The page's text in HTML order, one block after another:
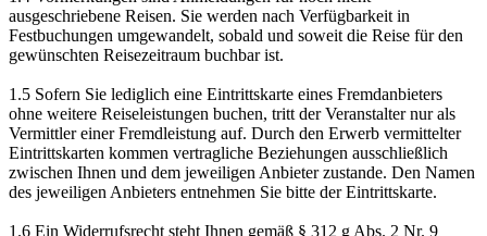
ausgeschriebene Reisen. Sie werden nach Verfügbarkeit in
Festbuchungen umgewandelt, sobald und soweit die Reise für den
gewünschten Reisezeitraum buchbar ist.
1.5 Sofern Sie lediglich eine Eintrittskarte eines Fremdanbieters
ohne weitere Reiseleistungen buchen, tritt der Veranstalter nur als
Vermittler einer Fremdleistung auf. Durch den Erwerb vermittelter
Eintrittskarten kommen vertragliche Beziehungen ausschließlich
zwischen Ihnen und dem jeweiligen Anbieter zustande. Den Namen
des jeweiligen Anbieters entnehmen Sie bitte der Eintrittskarte.
1.6 Ein Widerrufsrecht steht Ihnen gemäß § 312 g Abs. 2 Nr. 9